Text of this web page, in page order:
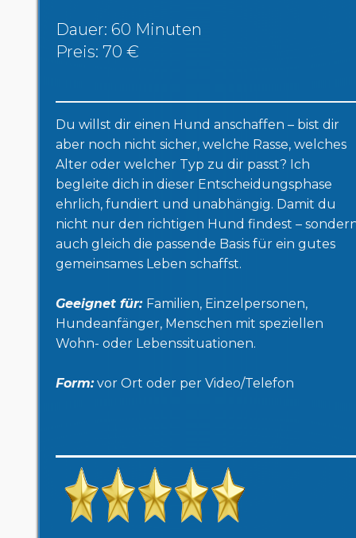
Dauer: 60 Minuten
Preis: 70 €
Du willst dir einen Hund anschaffen – bist dir
aber noch nicht sicher, welche Rasse, welches
Alter oder welcher Typ zu dir passt? Ich
begleite dich in dieser Entscheidungsphase
ehrlich, fundiert und unabhängig. Damit du
nicht nur den richtigen Hund findest –
auch gleich die passende Basis für ein gutes
gemeinsames Leben schaffst.
Geeignet für: Familien, Einzelpersonen,
Hundeanfänger, Menschen mit speziellen
Wohn- oder Lebenssituationen.
Form:vor Ort oder per Video/Telefon